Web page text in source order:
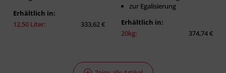
Erhältlich in:
12,50 Liter:
333,62 €
zur Egalisierung
Erhältlich in:
20kg:
374,74 €